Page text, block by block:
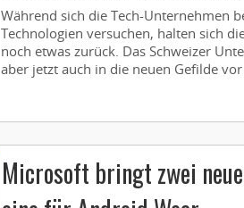
Während sich die Tech-Unternehmen
Technologien versuchen, halten sich
noch etwas zurück. Das Schweizer
aber jetzt auch in die neuen Gefilde
Microsoft bringt zwei